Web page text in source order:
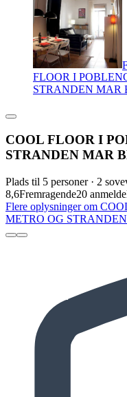
FLOOR I
STRANDEN MAR
COOL FLOOR I
STRANDEN MAR
Plads til 5 personer · 2
8,6Fremragende20
Flere oplysninger om
METRO OG